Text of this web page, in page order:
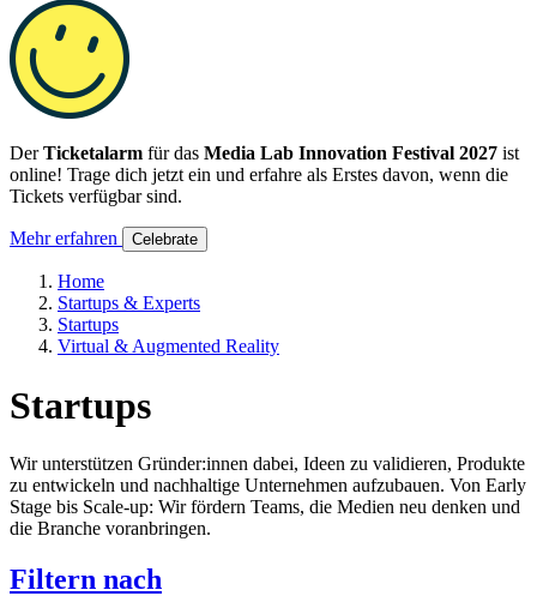
DerTicketalarm für das Media Lab Innovation Festival 2027 ist
online! Trage dich jetzt ein und erfahre als Erstes davon, wenn die
Tickets verfügbar sind.
Mehr erfahren Celebrate
Home
Startups & Experts
Startups
Virtual & Augmented Reality
Startups
Wir unterstützen Gründer:innen dabei, Ideen zu validieren, Produkte
zu entwickeln und nachhaltige Unternehmen aufzubauen. Von Early
Stage bis Scale-up: Wir fördern Teams, die Medien neu denken und
die Branche voranbringen.
Filtern nach